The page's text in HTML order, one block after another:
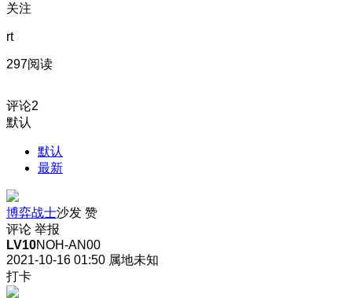
关注
rt
297阅读
评论2
默认
默认
最新
博弈战士沙发 赞
评论 举报
LV10NOH-AN00
2021-10-16 01:50 属地未知
打卡